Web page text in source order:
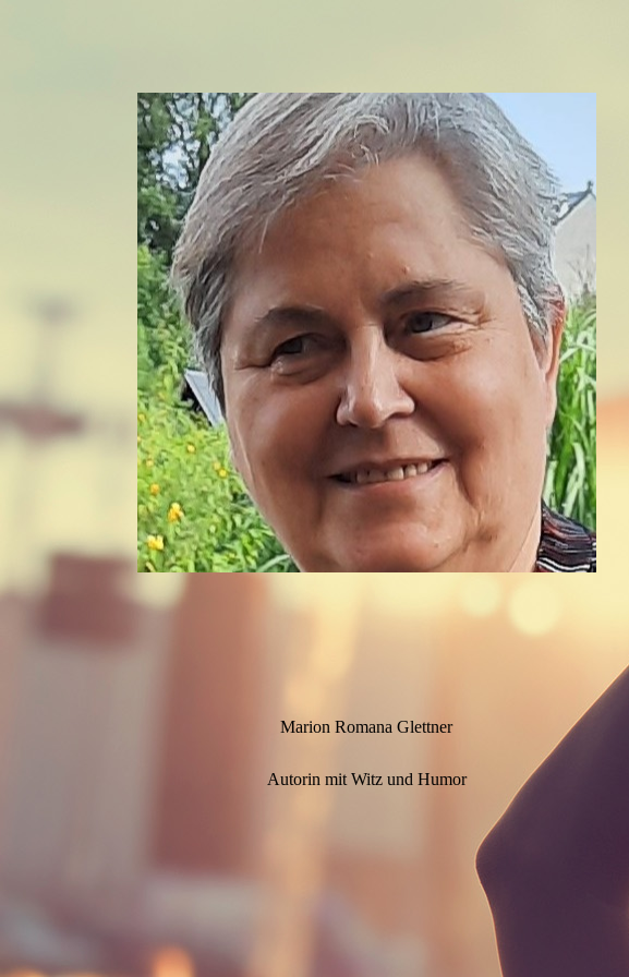
Marion Romana Glettner
Autorin mit Witz und Humor